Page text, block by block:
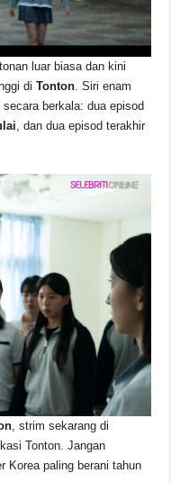
luar biasa dan kini
diTonton . Siri enam
berkala: dua episod
, dan dua episod terakhir
, strim sekarang di
Tonton. Jangan
Korea paling berani tahun